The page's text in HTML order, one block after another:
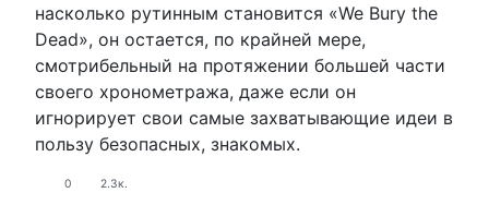
насколько рутинным становится «We Bury the
Dead», он остается, по крайней мере,
смотрибельный на протяжении большей части
своего хронометража, даже если он
игнорирует свои самые захватывающие идеи в
пользу безопасных, знакомых.
0 2.3к.